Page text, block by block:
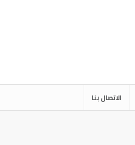
الاتصال بنا